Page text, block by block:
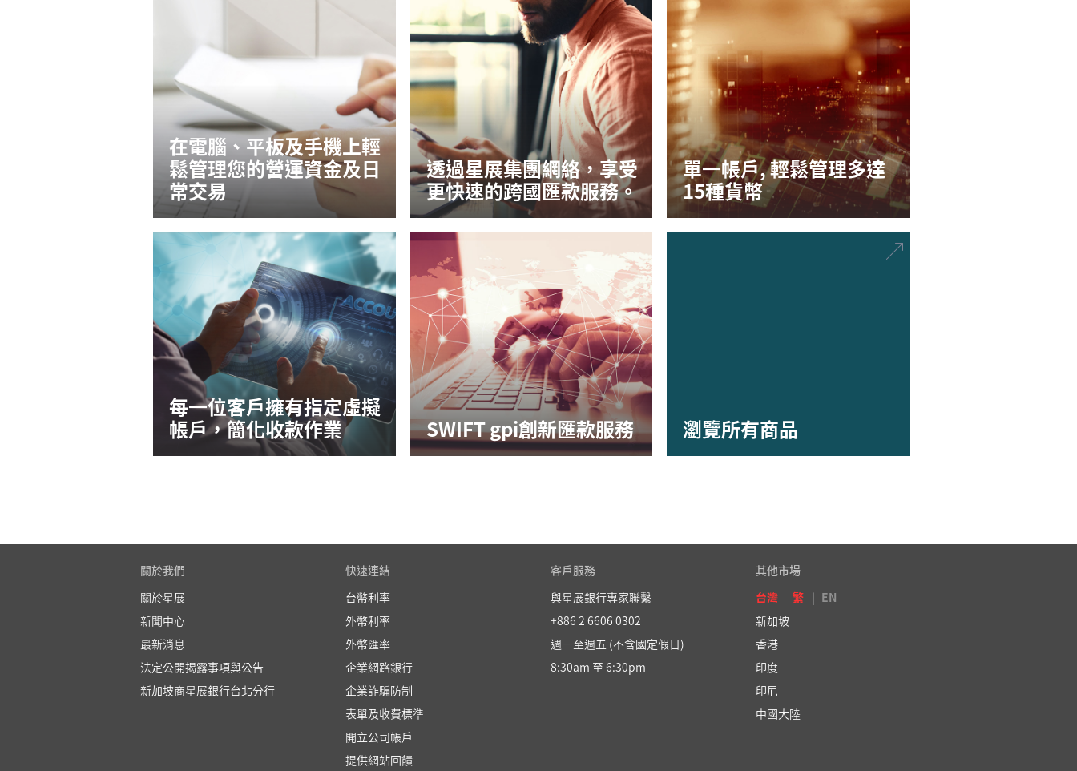
在電腦、平板及手機上輕
鬆管理您的營運資金及日
常交易
透過星展集團網絡，享受
更快速的跨國匯款服務。
單一帳戶, 輕鬆管理多達
15種貨幣
每一位客戶擁有指定虛擬
帳戶，簡化收款作業 SWIFT gpi創新匯款服務 瀏覽所有商品
關於我們
關於星展
新聞中心
最新消息
法定公開揭露事項與公告
新加坡商星展銀行台北分行
快速連結
台幣利率
外幣利率
外幣匯率
企業網路銀行
企業詐騙防制
表單及收費標準
開立公司帳戶
提供網站回饋
客戶服務
與星展銀行專家聯繫
+886 2 6606 0302
週一至週五 (不含國定假日)
8:30am 至 6:30pm
其他市場
台灣
繁 | EN
新加坡
香港
印度
印尼
中國大陸